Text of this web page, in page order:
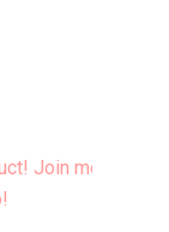
Join me